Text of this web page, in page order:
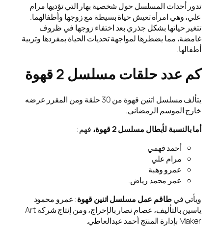
تدور أحداث المسلسل حول شخصية بهار التي تؤديها مرام
علي، وهي امرأة تعيش حياة بسيطة مع زوجها وأطفالهما.
تتغير حياتها بشكل جذري بعد اختفاء زوجها في ظروف
غامضة، مما يضطرها لمواجهة تحديات الحياة بمفردها وتربية
أطفالها.
كم عدد حلقات مسلسل 2 قهوة
يتألف مسلسل اتنين قهوة من 30 حلقة ومن المقرر عرضه
خارج الموسم الرمضاني.
أما بالنسبة لأبطال مسلسل 2 قهوة،
فهم:
أحمد فهمي
مرام علي
عمرو وهبة
عمر محمد رياض.
ويأتي فيطاقم عمل مسلسل اتنين قهوة: عمرو محمود
ياسين بالتأليف، عصام نصار بالإخراج، ومن إنتاج شركة Art
Maker بإدارة المنتج أحمد عبدالعاطي.